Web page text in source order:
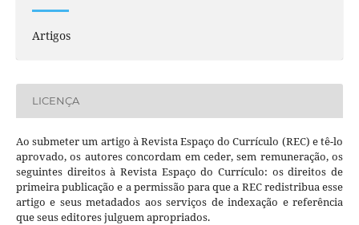
Artigos
LICENÇA
Ao submeter um artigo à Revista Espaço do Currículo (REC) e tê-lo
aprovado, os autores concordam em ceder, sem remuneração, os
seguintes direitos à Revista Espaço do Currículo: os direitos de
primeira publicação e a permissão para que a REC redistribua esse
artigo e seus metadados aos serviços de indexação e referência
que seus editores julguem apropriados.